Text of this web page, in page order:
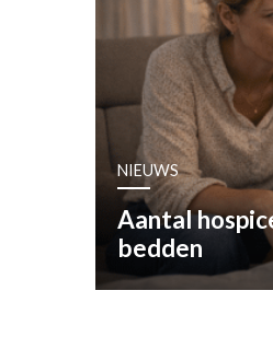
NIEUWS
Aantal
bedden